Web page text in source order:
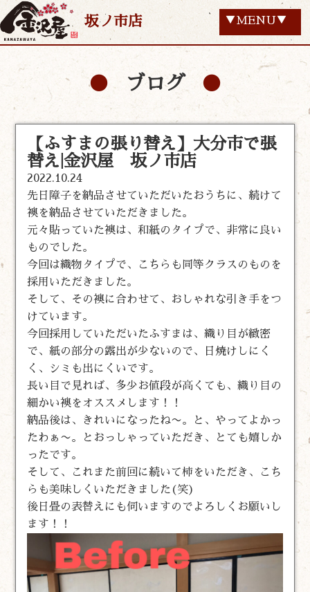
坂ノ市店 ▼MENU▼
ブログ
【ふすまの張り替え】大分市で張
替え|金沢屋 坂ノ市店
2022.10.24
先日障子を納品させていただいたおうちに、続けて
襖を納品させていただきました。
元々貼っていた襖は、和紙のタイプで、非常に良い
ものでした。
今回は織物タイプで、こちらも同等クラスのものを
採用いただきました。
そして、その襖に合わせて、おしゃれな引き手をつ
けています。
今回採用していただいたふすまは、織り目が緻密
で、紙の部分の露出が少ないので、日焼けしにく
く、シミも出にくいです。
長い目で見れば、多少お値段が高くても、織り目の
細かい襖をオススメします！！
納品後は、きれいになったね〜。と、やってよかっ
たわぁ〜。とおっしゃっていただき、とても嬉しか
ったです。
そして、これまた前回に続いて柿をいただき、こち
らも美味しくいただきました(笑)
後日畳の表替えにも伺いますのでよろしくお願いし
ます！！